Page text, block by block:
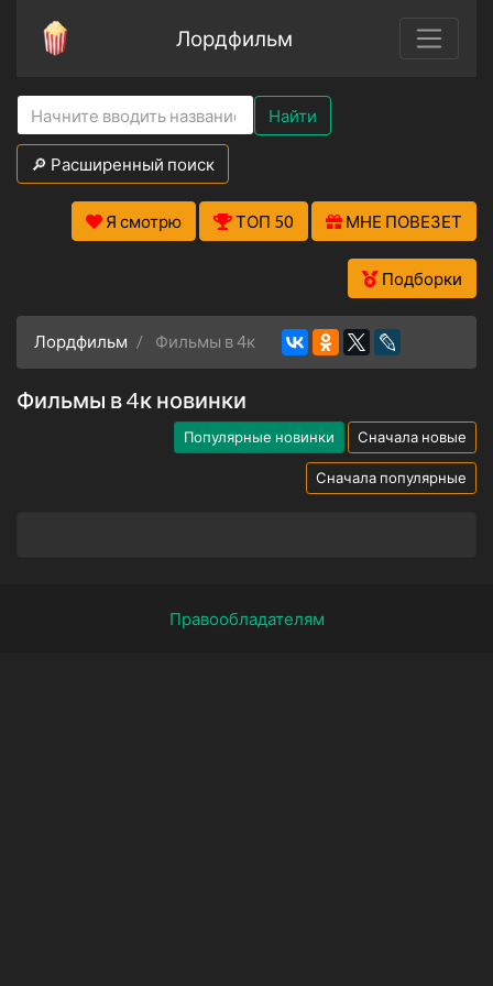
Лордфильм
Найти
🔎 Расширенный поиск
Я смотрю ТОП 50 МНЕ ПОВЕЗЕТ
Подборки
Лордфильм Фильмы в 4к
Фильмы в 4к новинки
Популярные новинки Сначала новые
Сначала популярные
Правообладателям